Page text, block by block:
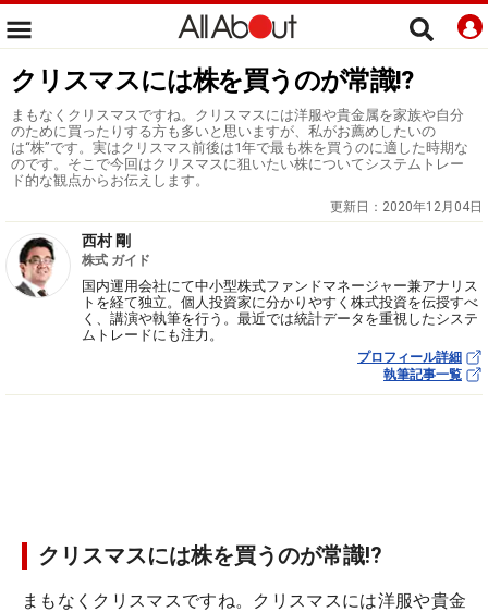
クリスマスには株を買うのが常識!?
まもなくクリスマスですね。クリスマスには洋服や貴金属を家族や自分
のために買ったりする方も多いと思いますが、私がお薦めしたいの
は“株”です。実はクリスマス前後は1年で最も株を買うのに適した時期な
のです。そこで今回はクリスマスに狙いたい株についてシステムトレー
ド的な観点からお伝えします。
更新日： 2020年12月04日
西村 剛
株式 ガイド
国内運用会社にて中小型株式ファンドマネージャー兼アナリス
トを経て独立。個人投資家に分かりやすく株式投資を伝授すべ
く、講演や執筆を行う。最近では統計データを重視したシステ
ムトレードにも注力。
プロフィール詳細
執筆記事一覧
クリスマスには株を買うのが常識!?
まもなくクリスマスですね。クリスマスには洋服や貴金